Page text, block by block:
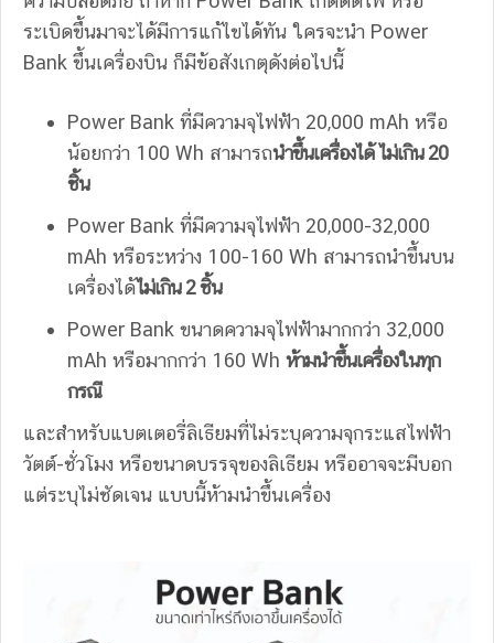
ระเบิดขึ้นมาจะได้มีการแก้ไขได้ทัน ใครจะนำ Power
Bank ขึ้นเครื่องบิน ก็มีข้อสังเกตุดังต่อไปนี้
Power Bank ที่มีความจุไฟฟ้า 20,000 mAh หรือ
น้อยกว่า 100 Wh สามารถนำขึ้นเครื่องได้ ไม่เกิน 20
ชิ้น
Power Bank ที่มีความจุไฟฟ้า 20,000-32,000
mAh หรือระหว่าง 100-160 Wh สามารถนำขึ้นบน
เครื่องได้ไม่เกิน 2 ชิ้น
Power Bank ขนาดความจุไฟฟ้ามากกว่า 32,000
mAh หรือมากกว่า 160 Wh ห้ามนำขึ้นเครื่องในทุก
กรณี
และสำหรับแบตเตอรี่ลิเธียมที่ไม่ระบุความจุกระแสไฟฟ้า
วัตต์-ชั่วโมง หรือขนาดบรรจุของลิเธียม หรืออาจจะมีบอก
แต่ระบุไม่ชัดเจน แบบนี้ห้ามนำขึ้นเครื่อง